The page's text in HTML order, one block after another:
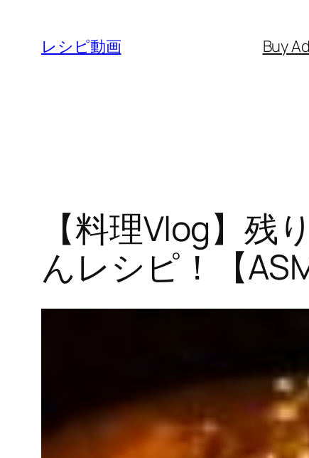
レシピ動画 Buy
【料理Vlog】
んレシピ！【